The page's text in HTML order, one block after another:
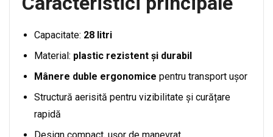
Capacitate: 28 litri
Material: plastic rezistent și durabil
Mânere duble ergonomice pentru transport ușor
Structură aerisită pentru vizibilitate și curățare
rapidă